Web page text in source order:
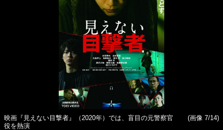
映画『見えない目撃者』（2020年）では、盲目の元警察官
役を熱演
(画像 7/14)